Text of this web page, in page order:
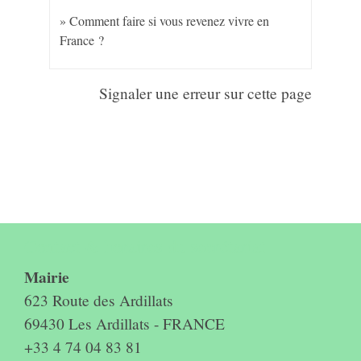
Comment faire si vous revenez vivre en
France ?
Signaler une erreur sur cette page
Mairie
623 Route des Ardillats
69430 Les Ardillats - FRANCE
+33 4 74 04 83 81